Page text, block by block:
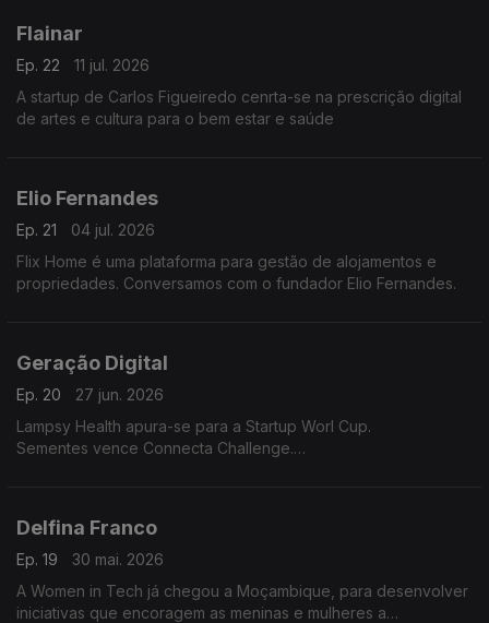
Flainar
Ep. 22
11 jul. 2026
A startup de Carlos Figueiredo cenrta-se na prescrição digital
de artes e cultura para o bem estar e saúde
Elio Fernandes
Ep. 21
04 jul. 2026
Flix Home é uma plataforma para gestão de alojamentos e
propriedades. Conversamos com o fundador Elio Fernandes.
Geração Digital
Ep. 20
27 jun. 2026
Lampsy Health apura-se para a Startup Worl Cup.
Sementes vence Connecta Challenge.
Delfina Franco
Ep. 19
30 mai. 2026
A Women in Tech já chegou a Moçambique, para desenvolver
iniciativas que encoragem as meninas e mulheres a